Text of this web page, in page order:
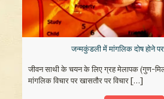
जन्मकुंडली में मांगलिक दोष होने
जीवन साथी के चयन के लिए ग्रह मेलापक (गुण-
मांगलिक विचार पर खासतौर पर विचार[…]